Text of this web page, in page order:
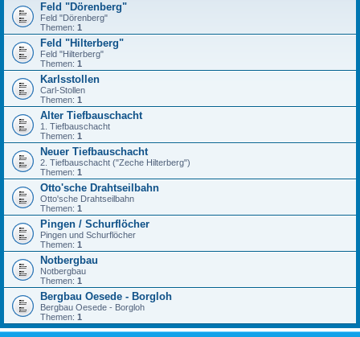
Feld "Dörenberg"
Feld "Dörenberg"
Themen: 1
Feld "Hilterberg"
Feld "Hilterberg"
Themen: 1
Karlsstollen
Carl-Stollen
Themen: 1
Alter Tiefbauschacht
1. Tiefbauschacht
Themen: 1
Neuer Tiefbauschacht
2. Tiefbauschacht ("Zeche Hilterberg")
Themen: 1
Otto'sche Drahtseilbahn
Otto'sche Drahtseilbahn
Themen: 1
Pingen / Schurflöcher
Pingen und Schurflöcher
Themen: 1
Notbergbau
Notbergbau
Themen: 1
Bergbau Oesede - Borgloh
Bergbau Oesede - Borgloh
Themen: 1